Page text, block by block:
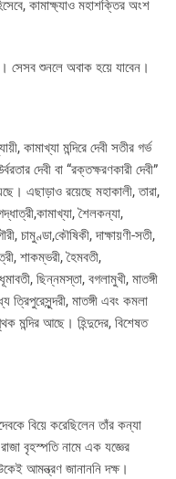
কামাক্ষ্যাও মহাশক্তির অংশ
সেসব শুনলে অবাক হয়ে যাবেন।
কামাখ্যা মন্দিরে দেবী সতীর গর্ভ
দেবী বা “রক্তক্ষরণকারী দেবী”
এছাড়াও রয়েছে মহাকালী, তারা,
শৈলকন্যা,
চামুণ্ডা,কৌষিকী, দাক্ষায়ণী-সতী,
শাকম্ভরী, হৈমবতী,
ছিন্নমস্তা, বগলামুখী, মাতঙ্গী
মাতঙ্গী এবং কমলা
মন্দির আছে। হিন্দুদের, বিশেষত
বিয়ে করেছিলেন তাঁর কন্যা
বৃহস্পতি নামে এক যজ্ঞের
আমন্ত্রণ জানাননি দক্ষ।